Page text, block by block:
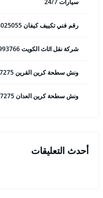
رقم فني تكييف كيفان 98025055 فني تكييف مركزي 24 ساعة
شركة نقل اثاث الكويت 50993766 هاف لوري وانيت نقل عفش
ونش سطحة كرين القرين 65557275 ونش سحب وانقاذ سيارات
ونش سطحة كرين العدان 65557275 ونش سحب وانقاذ سيارات
أحدث التعليقات